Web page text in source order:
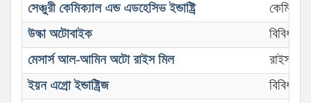
সেঞ্চুরী কেমিক্যাল এন্ড এডহেসিভ ইন্ডাষ্ট্রি
কেমিক্যাল
উল্কা অটোবাইক
বিবিধ
মেসার্স আল-আমিন অটো রাইস মিল
রাইস
ইয়ন এগ্রো ইন্ডাষ্ট্রিজ
বিবিধ